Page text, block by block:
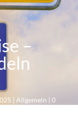
–
| Allgemein | 0